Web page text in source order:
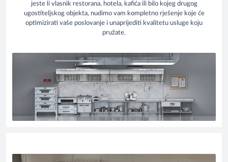
jeste li vlasnik restorana, hotela, kafića ili bilo kojeg drugog
ugostiteljskog objekta, nudimo vam kompletno rješenje koje će
optimizirati vaše poslovanje i unaprijediti kvalitetu usluge koju
pružate.